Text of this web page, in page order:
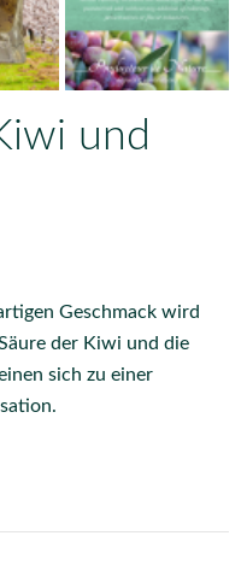
und
Geschmack wird
der Kiwi und die
sich zu einer